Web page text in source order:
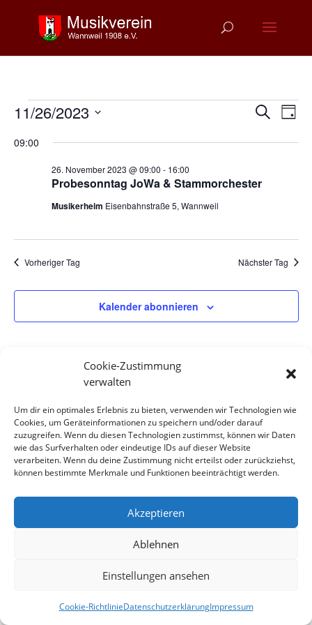
Cookie-Zustimmung
verwalten
Um dir ein optimales Erlebnis zu bieten, verwenden wir Technologien wie
Cookies, um Geräteinformationen zu speichern und/oder darauf
zuzugreifen. Wenn du diesen Technologien zustimmst, können wir Daten
wie das Surfverhalten oder eindeutige IDs auf dieser Website
verarbeiten. Wenn du deine Zustimmung nicht erteilst oder zurückziehst,
können bestimmte Merkmale und Funktionen beeinträchtigt werden.
Akzeptieren
Ablehnen
Einstellungen ansehen
Cookie-RichtlinieDatenschutzerklärungImpressum
Veranstaltungen
26.
November
2023
und
SucheTag
11/26/2023
wählen.
09:00
Probesonntag JoWa & Stammorchester
26. November 2023 @ 09:00 - 16:00
Musikerheim Eisenbahnstraße 5, Wannweil
Vorheriger Tag Nächster Tag
Kalender abonnieren
Cookie-Richtlinie (EU)
© Musikverein Wannweil